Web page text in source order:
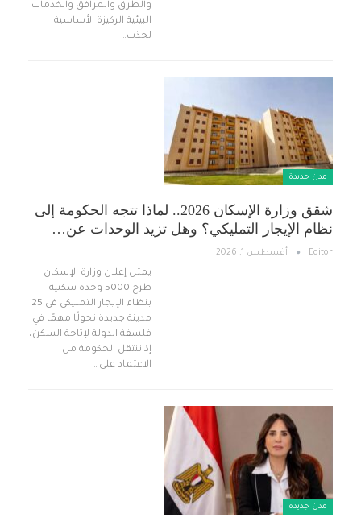
والطرق والمرافق والخدمات
البيئية الركيزة الأساسية
لجذب…
مدن جديدة
شقق وزارة الإسكان 2026.. لماذا تتجه الحكومة إلى
نظام الإيجار التمليكي؟ وهل تزيد الوحدات عن…
Editor أغسطس 1, 2026
يمثل إعلان وزارة الإسكان
طرح 5000 وحدة سكنية
بنظام الإيجار التمليكي في 25
مدينة جديدة تحولًا مهمًا في
فلسفة الدولة لإتاحة السكن،
إذ تنتقل الحكومة من
الاعتماد على…
مدن جديدة